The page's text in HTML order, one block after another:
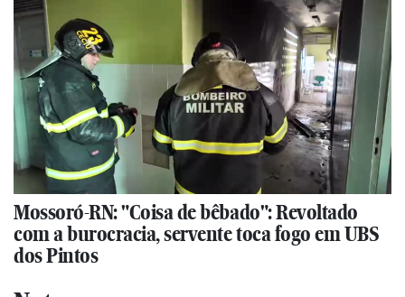
Mossoró-RN: "Coisa de bêbado": Revoltado
com a burocracia, servente toca fogo em UBS
dos Pintos